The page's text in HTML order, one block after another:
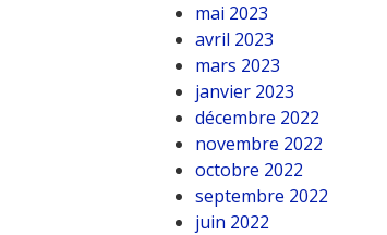
mai 2023
avril 2023
mars 2023
janvier 2023
décembre 2022
novembre 2022
octobre 2022
septembre 2022
juin 2022